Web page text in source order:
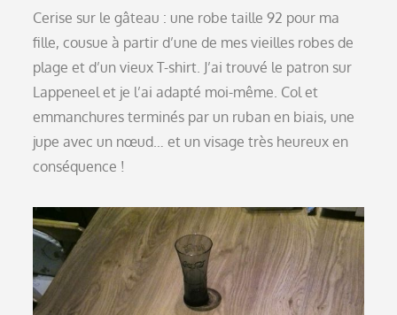
Cerise sur le gâteau : une robe taille 92 pour ma
fille, cousue à partir d’une de mes vieilles robes de
plage et d’un vieux T-shirt. J’ai trouvé le patron sur
Lappeneel et je l’ai adapté moi-même. Col et
emmanchures terminés par un ruban en biais, une
jupe avec un nœud… et un visage très heureux en
conséquence !